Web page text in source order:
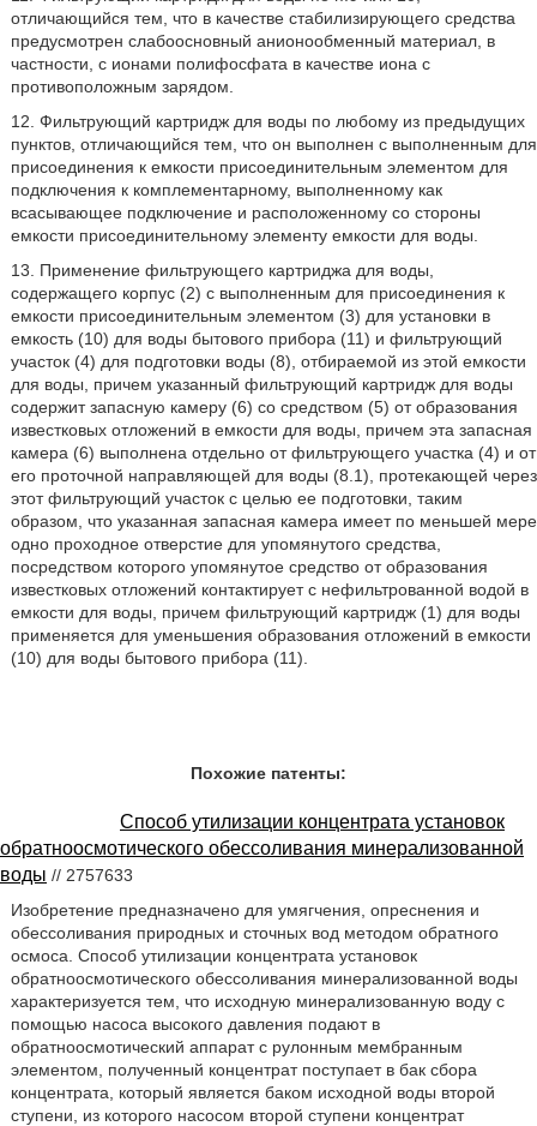
отличающийся тем, что в качестве стабилизирующего средства
предусмотрен слабоосновный анионообменный материал, в
частности, с ионами полифосфата в качестве иона с
противоположным зарядом.
12. Фильтрующий картридж для воды по любому из предыдущих
пунктов, отличающийся тем, что он выполнен с выполненным для
присоединения к емкости присоединительным элементом для
подключения к комплементарному, выполненному как
всасывающее подключение и расположенному со стороны
емкости присоединительному элементу емкости для воды.
13. Применение фильтрующего картриджа для воды,
содержащего корпус (2) с выполненным для присоединения к
емкости присоединительным элементом (3) для установки в
емкость (10) для воды бытового прибора (11) и фильтрующий
участок (4) для подготовки воды (8), отбираемой из этой емкости
для воды, причем указанный фильтрующий картридж для воды
содержит запасную камеру (6) со средством (5) от образования
известковых отложений в емкости для воды, причем эта запасная
камера (6) выполнена отдельно от фильтрующего участка (4) и от
его проточной направляющей для воды (8.1), протекающей через
этот фильтрующий участок с целью ее подготовки, таким
образом, что указанная запасная камера имеет по меньшей мере
одно проходное отверстие для упомянутого средства,
посредством которого упомянутое средство от образования
известковых отложений контактирует с нефильтрованной водой в
емкости для воды, причем фильтрующий картридж (1) для воды
применяется для уменьшения образования отложений в емкости
(10) для воды бытового прибора (11).
Похожие патенты:
Способ утилизации концентрата установок
обратноосмотического обессоливания минерализованной
воды // 2757633
Изобретение предназначено для умягчения, опреснения и
обессоливания природных и сточных вод методом обратного
осмоса. Способ утилизации концентрата установок
обратноосмотического обессоливания минерализованной воды
характеризуется тем, что исходную минерализованную воду с
помощью насоса высокого давления подают в
обратноосмотический аппарат с рулонным мембранным
элементом, полученный концентрат поступает в бак сбора
концентрата, который является баком исходной воды второй
ступени, из которого насосом второй ступени концентрат